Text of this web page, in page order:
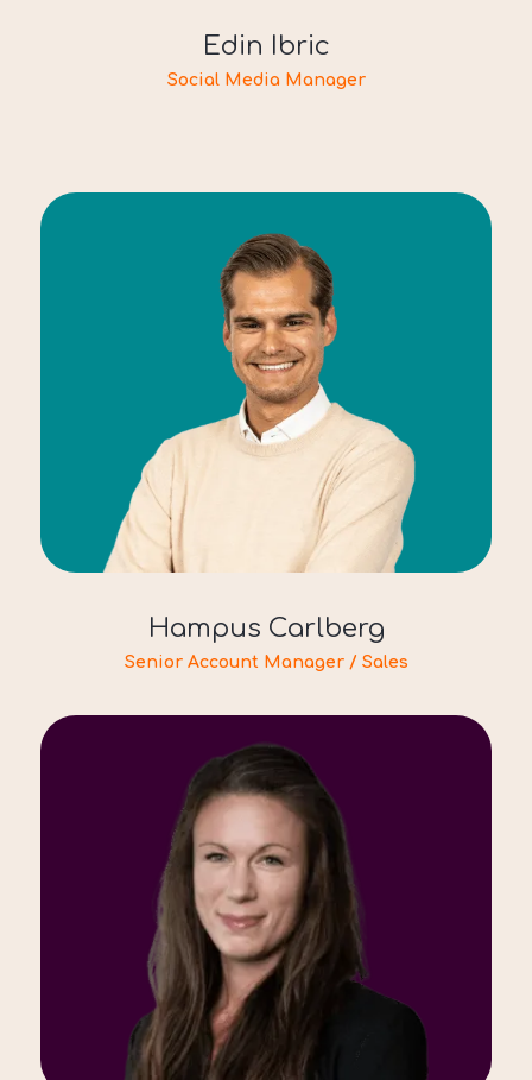
Edin Ibric
Social Media Manager
Hampus Carlberg
Senior Account Manager / Sales